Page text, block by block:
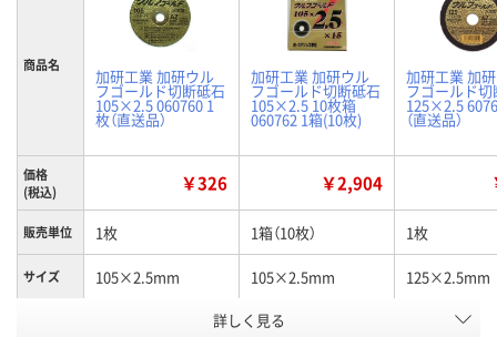
商品名
加研工業 加研ウル
フゴールド切断砥石
105×2.5 060760 1
枚（直送品）
加研工業 加研ウル
フゴールド切断砥石
105×2.5 10枚箱
060762 1箱(10枚)
加研工業 加
フゴールド切
125×2.5
（直送品）
価格
(税込)
￥326 ￥2,904
販売単位 1枚 1箱（10枚） 1枚
サイズ 105×2.5mm 105×2.5mm 125×2.5mm
U474046 X699960
詳しく見る